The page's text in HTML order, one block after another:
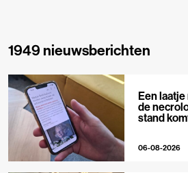
1949 nieuwsberichten
Een
de
stand
06-08-2026